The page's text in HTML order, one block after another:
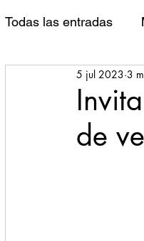
Todas las entradas
Santa Catarina
Espectaculos
de
5 jul 2023 3